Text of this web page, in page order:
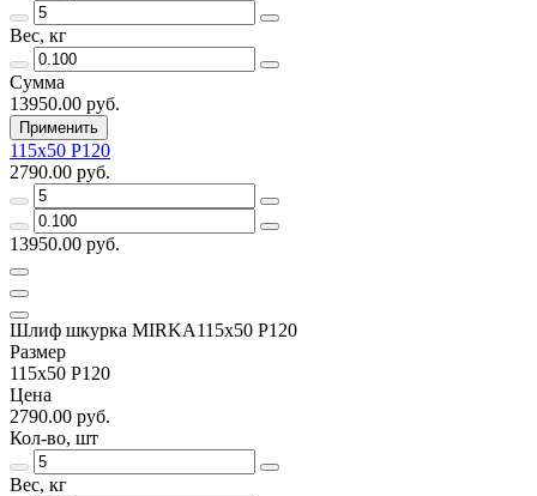
Вес, кг
Сумма
13950.00 руб.
Применить
115х50 Р120
2790.00 руб.
13950.00 руб.
Шлиф шкурка MIRKA115х50 Р120
Размер
115х50 Р120
Цена
2790.00 руб.
Кол-во, шт
Вес, кг